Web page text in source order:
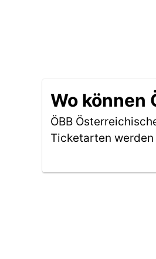
Wo können
ÖBB
Ticketarten